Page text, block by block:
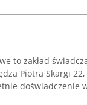
to zakład
Piotra Skargi 22,
doświadczenie